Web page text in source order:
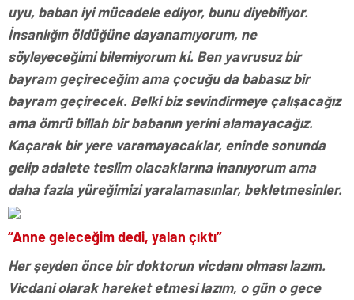
uyu, baban iyi mücadele ediyor, bunu diyebiliyor.
İnsanlığın öldüğüne dayanamıyorum, ne
söyleyeceğimi bilemiyorum ki. Ben yavrusuz bir
bayram geçireceğim ama çocuğu da babasız bir
bayram geçirecek. Belki biz sevindirmeye çalışacağız
ama ömrü billah bir babanın yerini alamayacağız.
Kaçarak bir yere varamayacaklar, eninde sonunda
gelip adalete teslim olacaklarına inanıyorum ama
daha fazla yüreğimizi yaralamasınlar, bekletmesinler.
“Anne geleceğim dedi, yalan çıktı”
Her şeyden önce bir doktorun vicdanı olması lazım.
Vicdani olarak hareket etmesi lazım, o gün o gece